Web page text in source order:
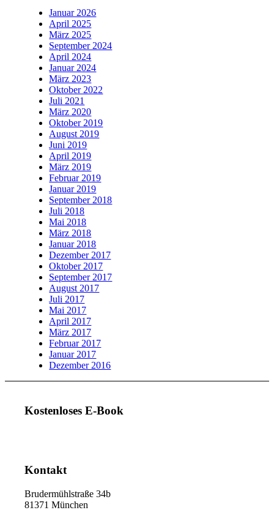
Januar 2026
April 2025
März 2025
September 2024
April 2024
Januar 2024
März 2023
Oktober 2022
Juli 2021
März 2020
Oktober 2019
August 2019
Juni 2019
April 2019
März 2019
Februar 2019
Januar 2019
September 2018
Juli 2018
Mai 2018
März 2018
Januar 2018
Dezember 2017
Oktober 2017
September 2017
August 2017
Juli 2017
Mai 2017
April 2017
März 2017
Februar 2017
Januar 2017
Dezember 2016
Kostenloses E-Book
Kontakt
Brudermühlstraße 34b
81371 München